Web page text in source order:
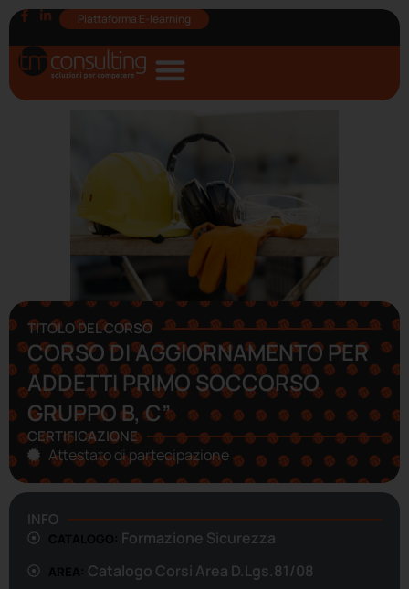
Piattaforma E-learning
TITOLO DEL CORSO
CORSO DI AGGIORNAMENTO PER
ADDETTI PRIMO SOCCORSO
GRUPPO B, C”
CERTIFICAZIONE
Attestato di partecipazione
INFO
Formazione Sicurezza
Catalogo Corsi Area D.Lgs.81/08